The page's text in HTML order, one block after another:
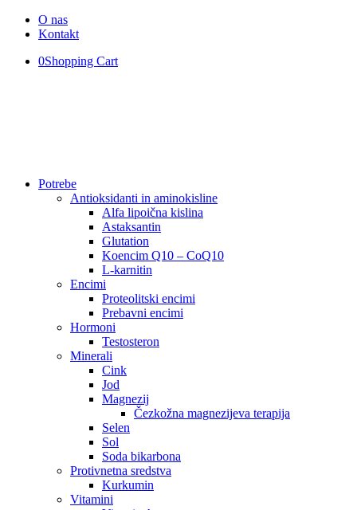
O nas
Kontakt
0Shopping Cart
Potrebe
Antioksidanti in aminokisline
Alfa lipoična kislina
Astaksantin
Glutation
Koencim Q10 – CoQ10
L-karnitin
Encimi
Proteolitski encimi
Prebavni encimi
Hormoni
Testosteron
Minerali
Cink
Jod
Magnezij
Čezkožna magnezijeva terapija
Selen
Sol
Soda bikarbona
Protivnetna sredstva
Kurkumin
Vitamini